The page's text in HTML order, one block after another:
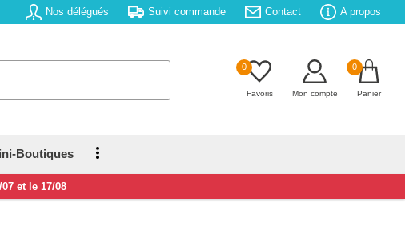
Nos délégués Suivi commande Contact A propos
0
Favoris Mon compte
0
Panier
Boutiques
et le 17/08